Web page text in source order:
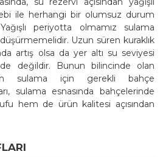
ile herhangi bir olumsuz durum
periyotta olmamız sulama
Uzun süren kuraklık
artış olsa da yer altı su seviyesi
değildir. Bunun bilincinde olan
sulama için gerekli bahçe
sulama esnasında bahçelerinde
hem de ürün kalitesi açısından